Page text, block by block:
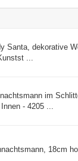
Santa, dekorative
...
im
- 4205 ...
18cm